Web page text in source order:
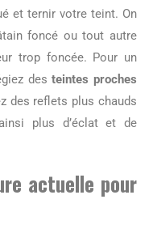
et ternir votre teint. On
foncé ou tout autre
trop foncée. Pour un
desteintes proches
des reflets plus chauds
plus d’éclat et de
actuelle pour